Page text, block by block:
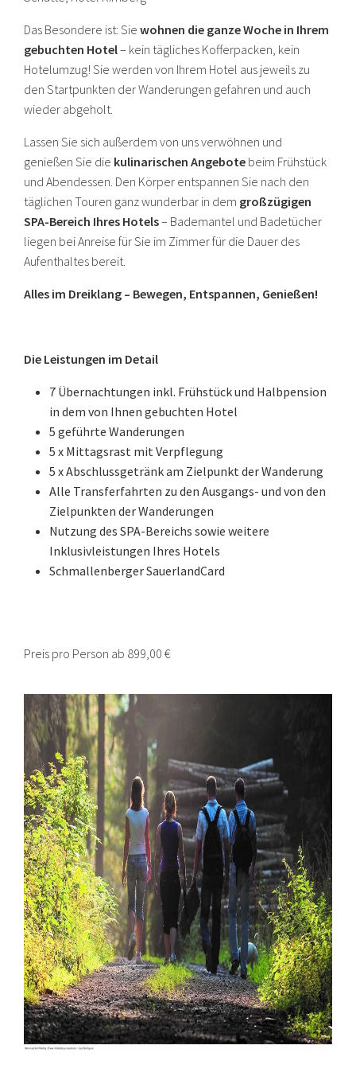
Das Besondere ist: Sie wohnen die ganze Woche in Ihrem
gebuchten Hotel– kein tägliches Kofferpacken, kein
Hotelumzug! Sie werden von Ihrem Hotel aus jeweils zu
den Startpunkten der Wanderungen gefahren und auch
wieder abgeholt.
Lassen Sie sich außerdem von uns verwöhnen und
genießen Sie die kulinarischen Angebote beim Frühstück
und Abendessen. Den Körper entspannen Sie nach den
täglichen Touren ganz wunderbar in dem großzügigen
SPA-Bereich Ihres Hotels– Bademantel und Badetücher
liegen bei Anreise für Sie im Zimmer für die Dauer des
Aufenthaltes bereit.
Alles im Dreiklang – Bewegen, Entspannen, Genießen!
Die Leistungen im Detail
7 Übernachtungen inkl. Frühstück und Halbpension
in dem von Ihnen gebuchten Hotel
5 geführte Wanderungen
5 x Mittagsrast mit Verpflegung
5 x Abschlussgetränk am Zielpunkt der Wanderung
Alle Transferfahrten zu den Ausgangs- und von den
Zielpunkten der Wanderungen
Nutzung des SPA-Bereichs sowie weitere
Inklusivleistungen Ihres Hotels
Schmallenberger SauerlandCard
Preis pro Person ab 899,00 €